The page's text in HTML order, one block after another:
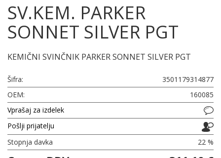
SV.KEM. PARKER
SONNET SILVER PGT
KEMIČNI SVINČNIK PARKER SONNET SILVER PGT
Šifra:
3501179314877
OEM:
160085
Vprašaj za izdelek
Pošlji prijatelju
Stopnja davka
22 %